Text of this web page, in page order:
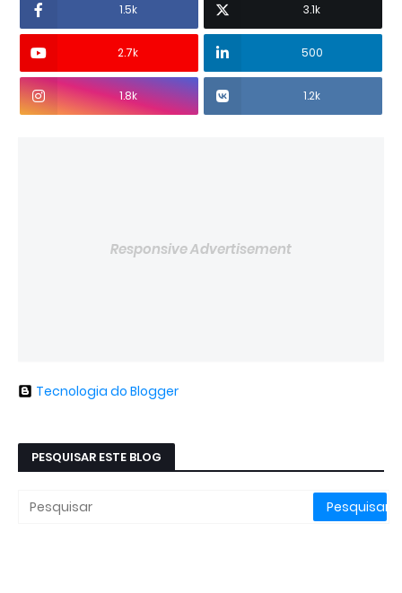
1.5k 3.1k
2.7k 500
1.8k 1.2k
Responsive Advertisement
Tecnologia do Blogger
PESQUISAR ESTE BLOG